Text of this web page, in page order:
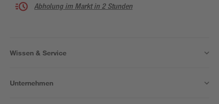
Abholung im Markt in 2 Stunden
Wissen & Service
Unternehmen